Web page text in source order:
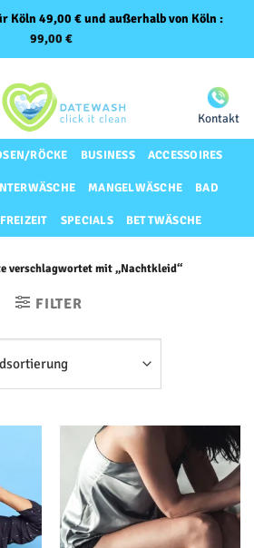
Köln 49,00 € und außerhalb von Köln :
99,00 €
Kontakt
RÖCKE BUSINESS ACCESSOIRES
MANGELWÄSCHE BAD
SPECIALS BETTWÄSCHE
verschlagwortet mit „Nachtkleid“
FILTER